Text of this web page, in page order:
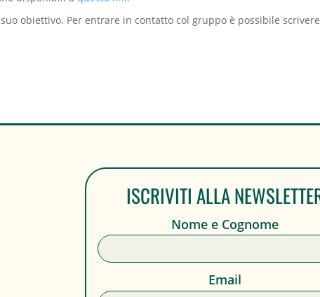
obiettivo. Per entrare in contatto col gruppo è possibile
ISCRIVITI ALLA
Nome e Cognome
Email